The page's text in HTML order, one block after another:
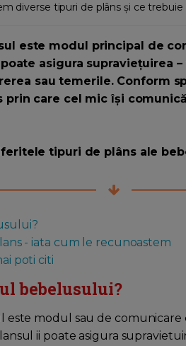
diverse tipuri de plâns și ce
este modul principal de
asigura supraviețuirea
sau temerile. Conform
care cel mic își
tipuri de plâns ale
- iata cum le recunoastem
poti citi
bebelusului?
modul sau de comunicare
ii poate asigura